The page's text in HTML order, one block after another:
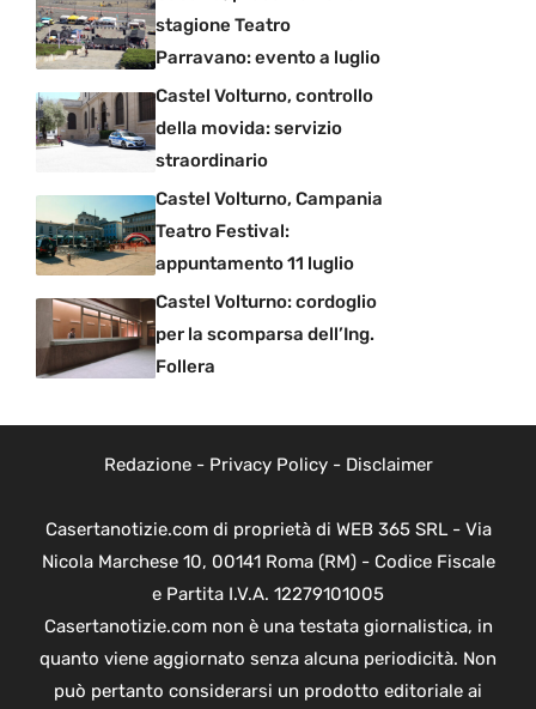
stagione Teatro
Parravano: evento a luglio
Castel Volturno, controllo
della movida: servizio
straordinario
Castel Volturno, Campania
Teatro Festival:
appuntamento 11 luglio
Castel Volturno: cordoglio
per la scomparsa dell’Ing.
Follera
Redazione- Privacy Policy- Disclaimer
Casertanotizie.com di proprietà di WEB 365 SRL - Via
Nicola Marchese 10, 00141 Roma (RM) - Codice Fiscale
e Partita I.V.A. 12279101005
Casertanotizie.com non è una testata giornalistica, in
quanto viene aggiornato senza alcuna periodicità. Non
può pertanto considerarsi un prodotto editoriale ai